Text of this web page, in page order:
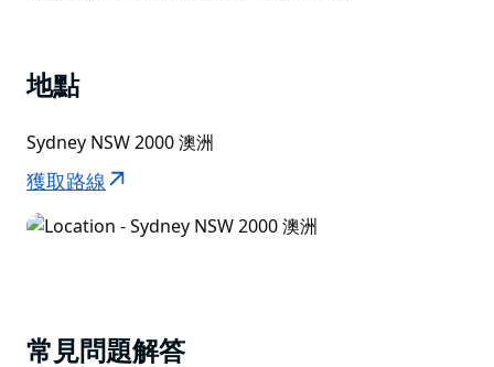
地點
Sydney NSW 2000 澳洲
獲取路線
常見問題解答